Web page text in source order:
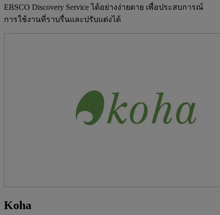
EBSCO Discovery Service ได้อย่างง่ายดาย เพื่อประสบการณ์
การใช้งานที่ราบรื่นและปรับแต่งได้
Koha